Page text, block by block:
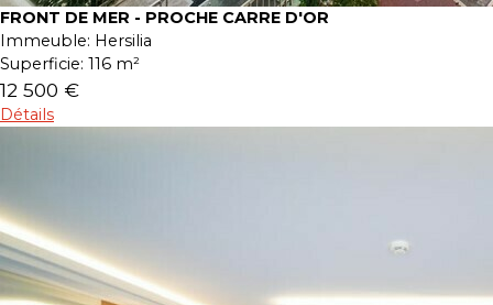
FRONT DE MER - PROCHE CARRE D'OR
Immeuble: Hersilia
Superficie: 116 m²
12 500 €
Détails